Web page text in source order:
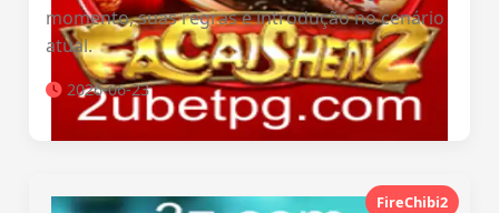
momento, suas regras e introdução no cenário
atual.
2026-06-23
FireChibi2